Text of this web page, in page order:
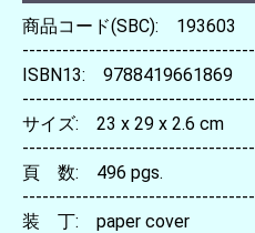
商品コード(SBC): 193603
-----------------------------------
ISBN13: 9788419661869
-----------------------------------
サイズ: 23 x 29 x 2.6 cm
-----------------------------------
頁 数: 496 pgs.
-----------------------------------
装 丁: paper cover